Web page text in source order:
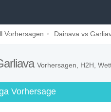
Vorhersagen Dainava vs
Vorhersagen, H2H,
Vorhersage